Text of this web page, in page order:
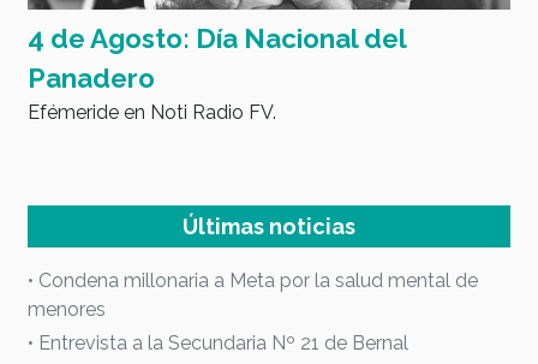
4 de Agosto: Día Nacional del
Panadero
Efémeride en Noti Radio FV.
Últimas noticias
• Condena millonaria a Meta por la salud mental de
menores
• Entrevista a la Secundaria Nº 21 de Bernal